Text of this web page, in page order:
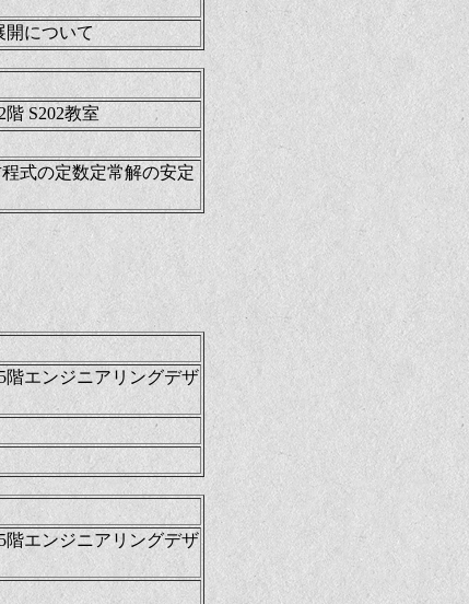
開について
S202教室
程式の定数定常解の安定
エンジニアリングデザ
エンジニアリングデザ